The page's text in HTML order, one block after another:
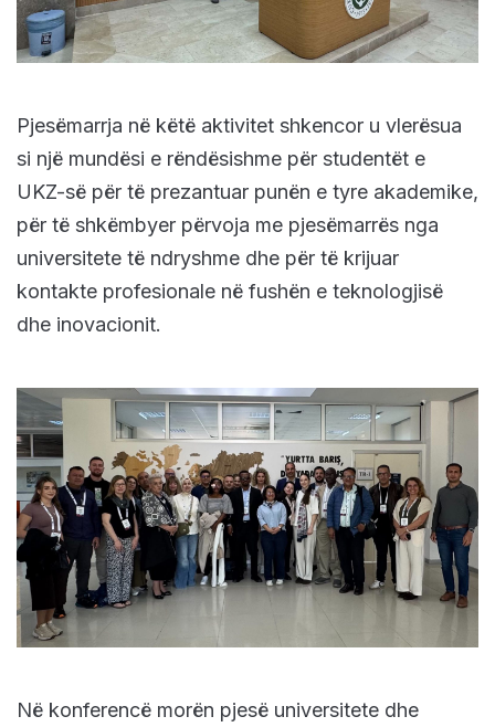
Pjesëmarrja në këtë aktivitet shkencor u vlerësua
si një mundësi e rëndësishme për studentët e
UKZ-së për të prezantuar punën e tyre akademike,
për të shkëmbyer përvoja me pjesëmarrës nga
universitete të ndryshme dhe për të krijuar
kontakte profesionale në fushën e teknologjisë
dhe inovacionit.
Në konferencë morën pjesë universitete dhe